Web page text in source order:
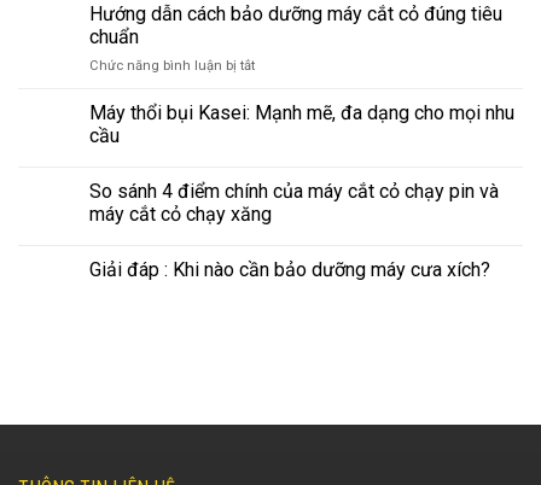
chất
đáng
sử
Lúa:
mua
nào
nhiêu?
Hướng dẫn cách bảo dưỡng máy cắt cỏ đúng tiêu
chuẩn
Chức năng bình luận bị tắtở
dẫn
cách
máy
cắt
cỏ
tiêu
Máy thổi bụi Kasei: Mạnh mẽ, đa dạng cho mọi nhu
cầu
So sánh 4 điểm chính của máy cắt cỏ chạy pin và
máy cắt cỏ chạy xăng
Giải đáp : Khi nào cần bảo dưỡng máy cưa xích?